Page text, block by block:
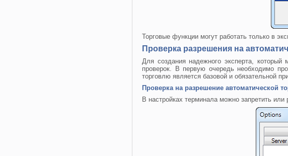
Торговые функции могут работать только в
Проверка разрешения на
Для создания надежного эксперта, который
проверок. В первую очередь необходимо
торговлю является базовой и обязательной
Проверка на разрешение автоматической
В настройках терминала можно запретить